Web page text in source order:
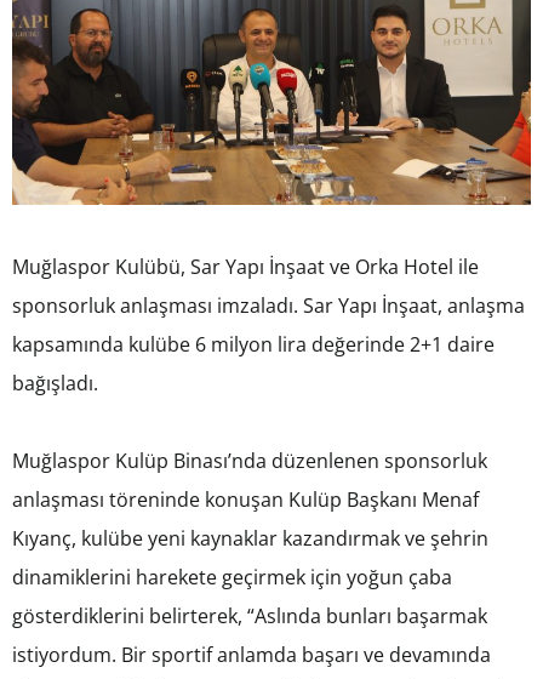
Muğlaspor Kulübü, Sar Yapı İnşaat ve Orka Hotel ile
sponsorluk anlaşması imzaladı. Sar Yapı İnşaat, anlaşma
kapsamında kulübe 6 milyon lira değerinde 2+1 daire
bağışladı.
Muğlaspor Kulüp Binası’nda düzenlenen sponsorluk
anlaşması töreninde konuşan Kulüp Başkanı Menaf
Kıyanç, kulübe yeni kaynaklar kazandırmak ve şehrin
dinamiklerini harekete geçirmek için yoğun çaba
gösterdiklerini belirterek, “Aslında bunları başarmak
istiyordum. Bir sportif anlamda başarı ve devamında